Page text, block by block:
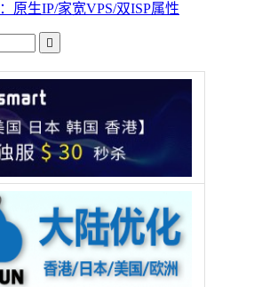
：原生IP/家宽VPS/双ISP属性
